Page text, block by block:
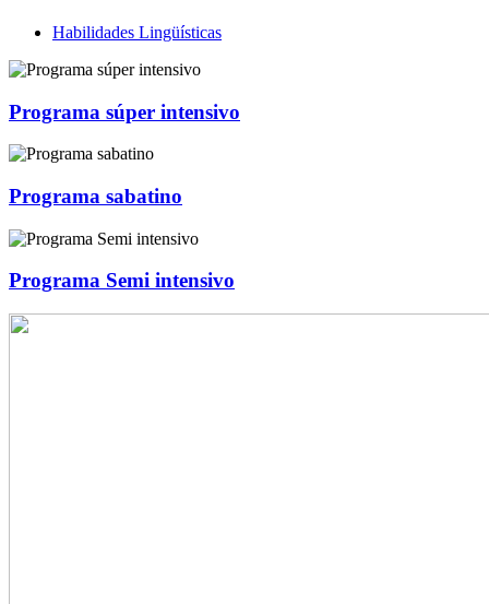
Habilidades Lingüísticas
Programa súper intensivo
Programa sabatino
Programa Semi intensivo